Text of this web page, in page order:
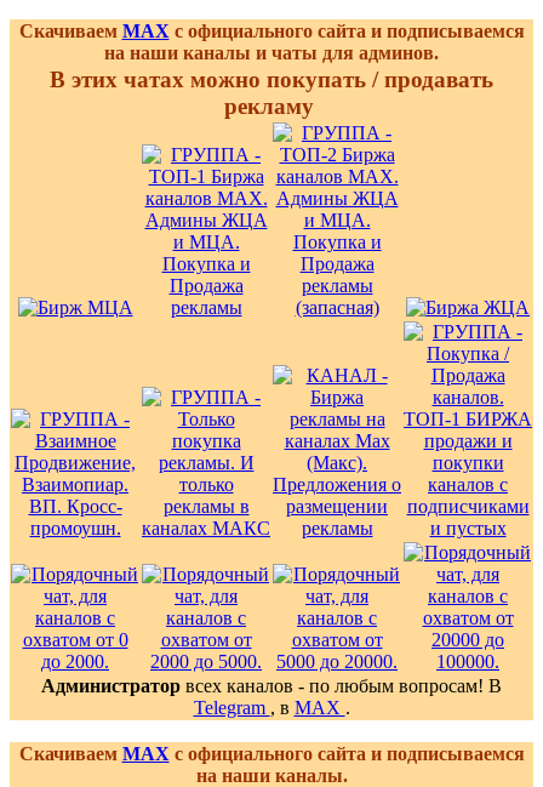
Скачиваем MAX с официального сайта и подписываемся
на наши каналы и чаты для админов.
В этих чатах можно покупать / продавать
рекламу
Администратор всех каналов - по любым вопросам! В
Telegram , в MAX .
Скачиваем MAX с официального сайта и подписываемся
на наши каналы.